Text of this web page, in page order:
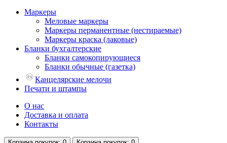
Маркеры
Меловые маркеры
Маркеры перманентные (нестираемые)
Маркеры краска (лаковые)
Бланки бухгалтерские
Бланки самокопирующиеся
Бланки обычные (газетка)
Канцелярские мелочи
Печати и штампы
О нас
Доставка и оплата
Контакты